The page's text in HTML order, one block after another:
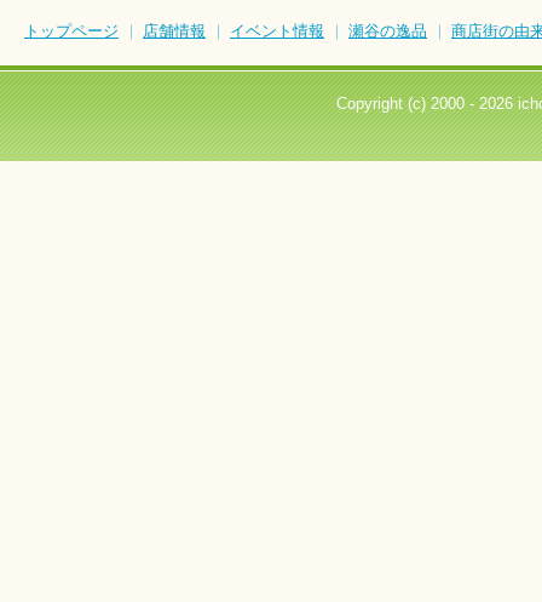
トップページ 店舗情報 イベント情報 瀬谷の逸品 商店街の由
Copyright (c) 2000 -2026